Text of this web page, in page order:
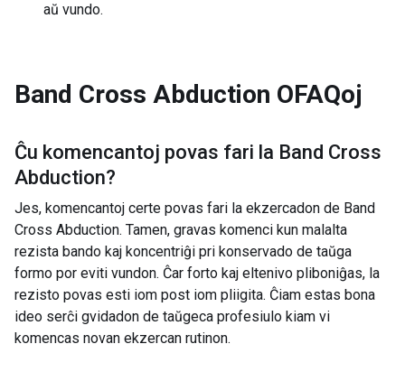
aŭ vundo.
Band Cross Abduction OFAQoj
Ĉu komencantoj povas fari la Band Cross
Abduction?
Jes, komencantoj certe povas fari la ekzercadon de Band
Cross Abduction. Tamen, gravas komenci kun malalta
rezista bando kaj koncentriĝi pri konservado de taŭga
formo por eviti vundon. Ĉar forto kaj eltenivo pliboniĝas, la
rezisto povas esti iom post iom pliigita. Ĉiam estas bona
ideo serĉi gvidadon de taŭgeca profesiulo kiam vi
komencas novan ekzercan rutinon.